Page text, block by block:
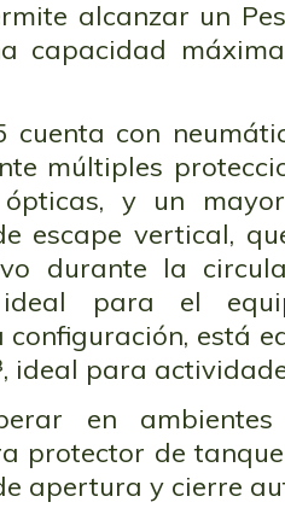
alcanzar un
capacidad
cuenta con
múltiples
y un
escape vertical,
durante la
para el
configuración, está
ideal para
en
protector de
apertura y cierre